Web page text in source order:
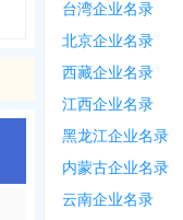
台湾企业名录
北京企业名录
西藏企业名录
江西企业名录
黑龙江企业名录
内蒙古企业名录
云南企业名录